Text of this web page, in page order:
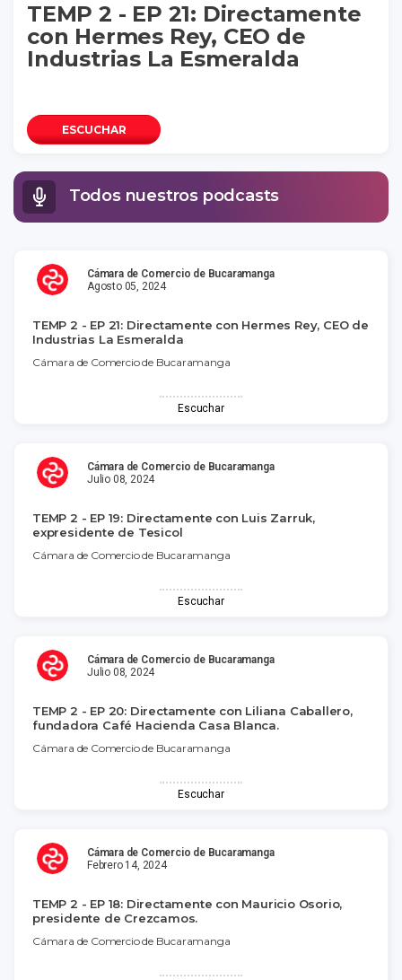
TEMP 2 - EP 21: Directamente
con Hermes Rey, CEO de
Industrias La Esmeralda
ESCUCHAR
Todos nuestros podcasts
Cámara de Comercio de Bucaramanga
Agosto 05, 2024
TEMP 2 - EP 21: Directamente con Hermes Rey, CEO de
Industrias La Esmeralda
Cámara de Comercio de Bucaramanga
Escuchar
Cámara de Comercio de Bucaramanga
Julio 08, 2024
TEMP 2 - EP 19: Directamente con Luis Zarruk,
expresidente de Tesicol
Cámara de Comercio de Bucaramanga
Escuchar
Cámara de Comercio de Bucaramanga
Julio 08, 2024
TEMP 2 - EP 20: Directamente con Liliana Caballero,
fundadora Café Hacienda Casa Blanca.
Cámara de Comercio de Bucaramanga
Escuchar
Cámara de Comercio de Bucaramanga
Febrero 14, 2024
TEMP 2 - EP 18: Directamente con Mauricio Osorio,
presidente de Crezcamos.
Cámara de Comercio de Bucaramanga